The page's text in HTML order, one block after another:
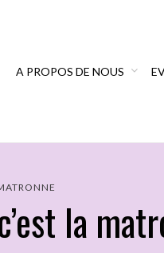
A PROPOS DE NOUS
la